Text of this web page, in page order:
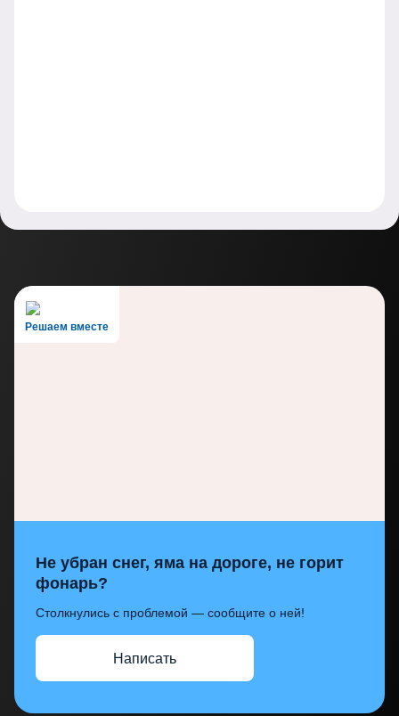
Решаем вместе
Не убран снег, яма на дороге, не горит
фонарь?
Столкнулись с проблемой — сообщите о ней!
Написать